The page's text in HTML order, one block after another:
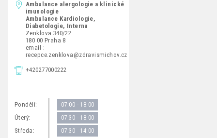
Ambulance alergologie a klinické
imunologie
Ambulance Kardiologie,
Diabetologie, Interna
Zenklova 340/22
180 00 Praha 8
email :
recepce.zenklova@zdravismichov.cz
+420277000222
Pondělí: 07:00 - 18:00
Úterý: 07:30 - 18:00
Středa: 07:30 - 14:00